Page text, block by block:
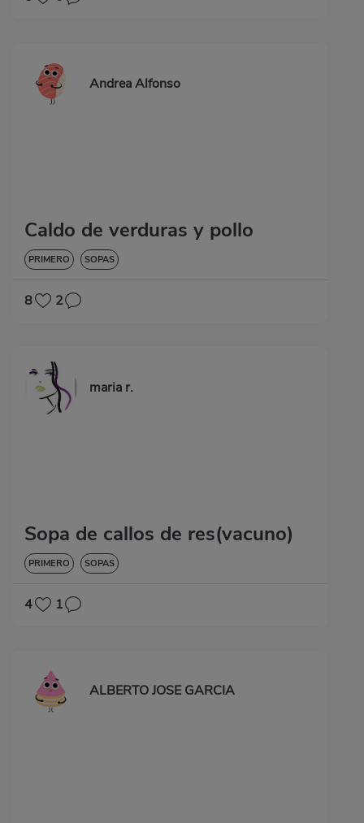
Andrea Alfonso
Caldo de verduras y pollo
PRIMERO SOPAS
8 2
maria r.
Sopa de callos de res(vacuno)
PRIMERO SOPAS
4 1
ALBERTO JOSE GARCIA